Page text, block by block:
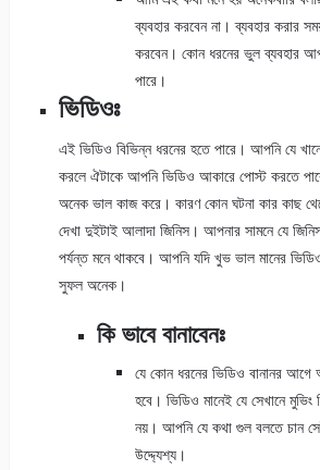
ব্যবহার করবেন না। ব্যবহার করার
করবেন। কোন ধরনের ভুল ব্যবহার
পারে।
ভিডিওঃ
এই ভিডিও বিভিন্ন ধরনের হতে পারে। আপনি যে
করলে ঐটাকে আপনি ভিডিও আকারে পোস্ট করতে
অনেক ভাল কাজ করে। কারণ কোন ঘটনা কার কাছ
দেখা দুইটাই আলাদা জিনিস। আপনার সামনে যে
পর্যন্ত মনে থাকবে। আপনি যদি খুভ ভাল মানের
সুফল অনেক।
কি ভাবে বানাবেনঃ
যে কোন ধরনের ভিডিও বানানর আগে
হবে। ভিডিও মানেই যে সেখানে
নয়। আপনি যে কথা গুল বলতে চান
উদ্দ্যেশ্য।